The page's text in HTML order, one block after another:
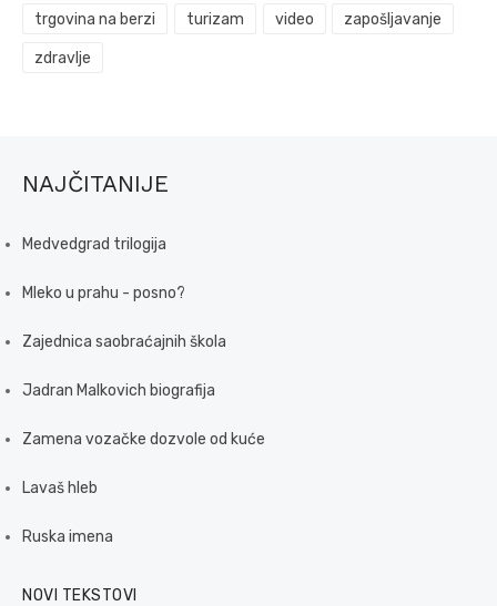
trgovina na berzi turizam video zapošljavanje
zdravlje
NAJČITANIJE
Medvedgrad trilogija
Mleko u prahu - posno?
Zajednica saobraćajnih škola
Jadran Malkovich biografija
Zamena vozačke dozvole od kuće
Lavaš hleb
Ruska imena
NOVI TEKSTOVI